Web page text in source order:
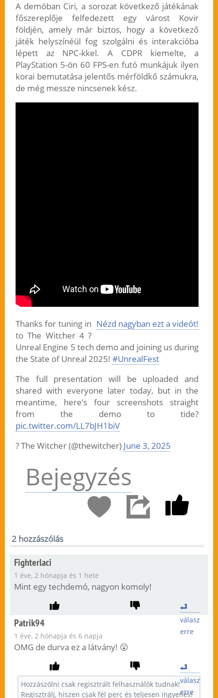
A demóban Ciri, a sorozat következő játékának
főszereplője felfedezett egy várost Kovir
földjén, amely már biztos, hogy a következő
játék helyszínéül fog szolgálni és interakcióba
lépett az NPC-kkel. A CDPR kiemelte, a
PlayStation 5-ön 60 FPS-en futó munkájuk ilyen
korai bemutatása jelentős mérföldkő számukra,
de még messze nincsenek kész.
Nézd nagyban ezt a videót!
Thanks for tuning in
to The Witcher 4 ?
Unreal Engine 5 tech demo and joining us during
the State of Unreal 2025! #UnrealFest
The full presentation will be uploaded and
shared with everyone later today, but in the
meantime, here’s four screenshots straight
from the demo to tide?
pic.twitter.com/LL7bJH1biV
? The Witcher (@thewitcher) June 3, 2025
Bejegyzés
2 hozzászólás
Fighterlaci
1 éve, 2 hónapja és 1 hete
Mint egy techdemó, nagyon komoly!
válasz
erre
Patrik94
1 éve, 2 hónapja és 6 napja
OMG de durva ez a látvány! 😮
válasz
erre